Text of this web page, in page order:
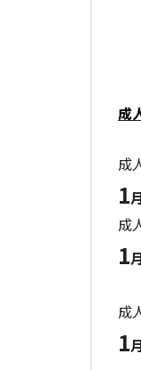
成
成
1
成
1
成
1